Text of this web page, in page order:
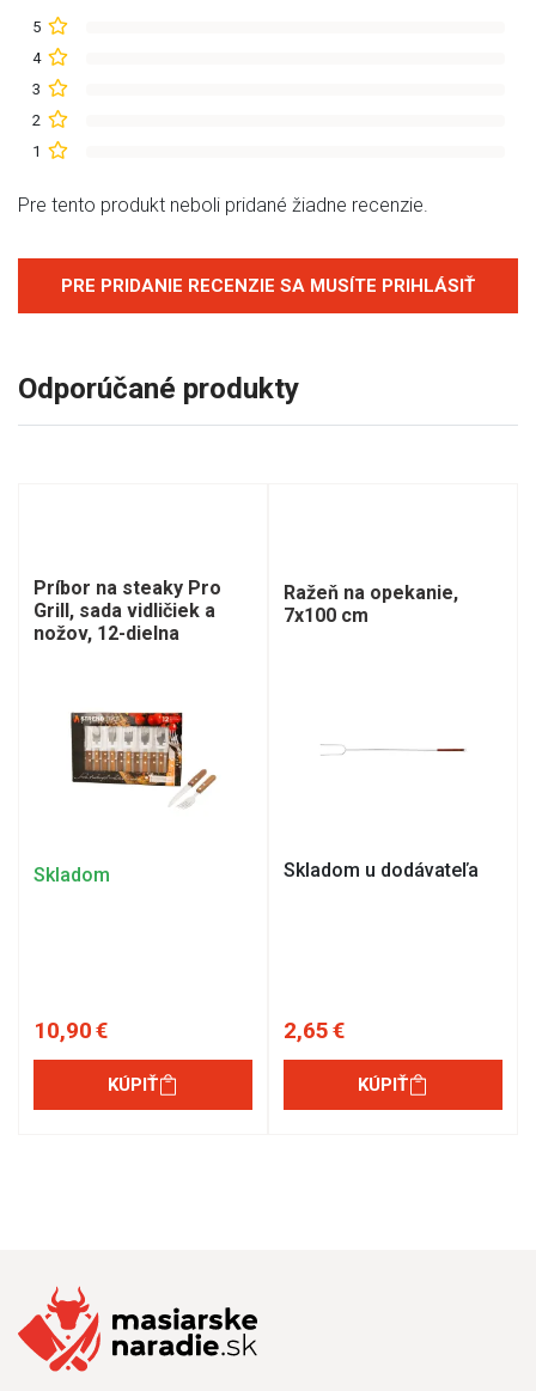
5
4
3
2
1
Pre tento produkt neboli pridané žiadne recenzie.
PRE PRIDANIE RECENZIE SA MUSÍTE PRIHLÁSIŤ
Odporúčané produkty
Príbor na steaky Pro
Grill, sada vidličiek a
nožov, 12-dielna
Skladom
10,90 €
KÚPIŤ
Ražeň na opekanie,
7x100 cm
Skladom u dodávateľa
2,65 €
KÚPIŤ